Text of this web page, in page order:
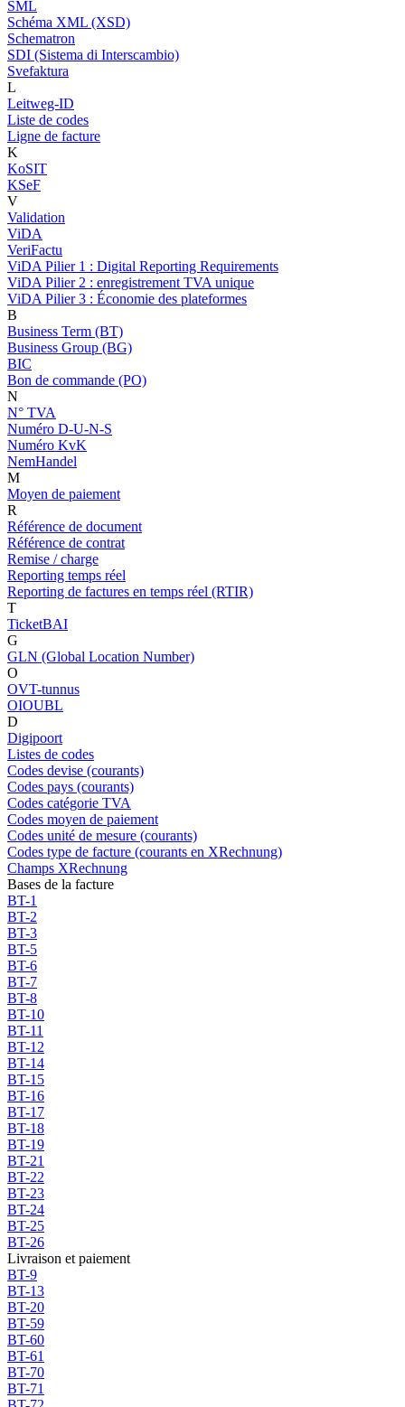
SML
Schéma XML (XSD)
Schematron
SDI (Sistema di Interscambio)
Svefaktura
L
Leitweg-ID
Liste de codes
Ligne de facture
K
KoSIT
KSeF
V
Validation
ViDA
VeriFactu
ViDA Pilier 1 : Digital Reporting Requirements
ViDA Pilier 2 : enregistrement TVA unique
ViDA Pilier 3 : Économie des plateformes
B
Business Term (BT)
Business Group (BG)
BIC
Bon de commande (PO)
N
N° TVA
Numéro D-U-N-S
Numéro KvK
NemHandel
M
Moyen de paiement
R
Référence de document
Référence de contrat
Remise / charge
Reporting temps réel
Reporting de factures en temps réel (RTIR)
T
TicketBAI
G
GLN (Global Location Number)
O
OVT-tunnus
OIOUBL
D
Digipoort
Listes de codes
Codes devise (courants)
Codes pays (courants)
Codes catégorie TVA
Codes moyen de paiement
Codes unité de mesure (courants)
Codes type de facture (courants en XRechnung)
Champs XRechnung
Bases de la facture
BT-1
BT-2
BT-3
BT-5
BT-6
BT-7
BT-8
BT-10
BT-11
BT-12
BT-14
BT-15
BT-16
BT-17
BT-18
BT-19
BT-21
BT-22
BT-23
BT-24
BT-25
BT-26
Livraison et paiement
BT-9
BT-13
BT-20
BT-59
BT-60
BT-61
BT-70
BT-71